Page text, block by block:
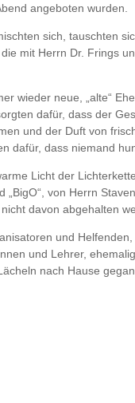
angeboten wurden.
sich, tauschten
mit Herrn Dr. Frings
wieder neue, „alte“
dafür, dass der
und der Duft von
sorgten dafür,
Licht der
„BigO“, von Herrn
davon abgehalten
und
und Lehrer,
nach Hause